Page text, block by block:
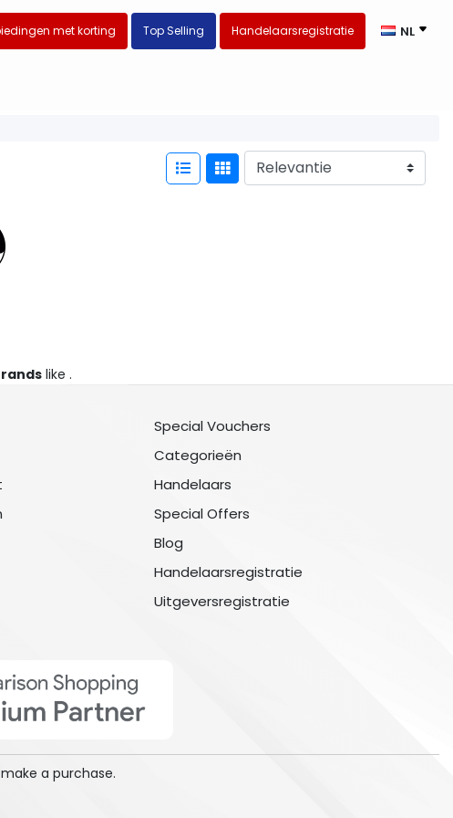
met korting Top Selling Handelaarsregistratie NL
like .
Special Vouchers
Categorieën
Handelaars
Special Offers
Blog
Handelaarsregistratie
Uitgeversregistratie
a purchase.